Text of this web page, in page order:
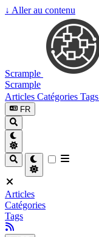
↓ Aller au contenu
Scrample
Scrample
Articles Catégories Tags
FR
Articles
Catégories
Tags